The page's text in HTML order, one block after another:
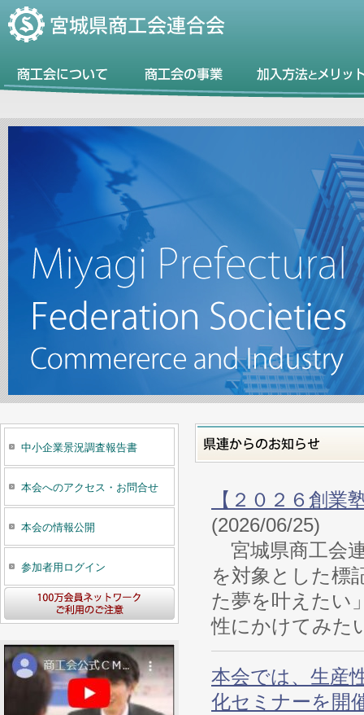
中小企業景況調査報告書
本会へのアクセス・お問合せ
本会の情報公開
参加者用ログイン
【２０２６創
(2026/06/25)
宮城県商工会
を対象とした標
た夢を叶えたい
性にかけてみた
本会では、生産
化セミナーを開